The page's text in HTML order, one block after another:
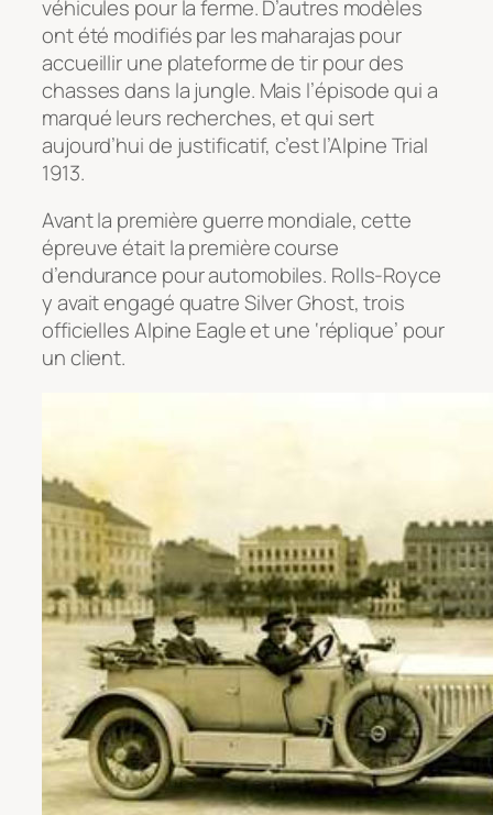
véhicules pour la ferme. D’autres modèles
ont été modifiés par les maharajas pour
accueillir une plateforme de tir pour des
chasses dans la jungle. Mais l’épisode qui a
marqué leurs recherches, et qui sert
aujourd’hui de justificatif, c’est l’Alpine Trial
1913.
Avant la première guerre mondiale, cette
épreuve était la première course
d’endurance pour automobiles. Rolls-Royce
y avait engagé quatre Silver Ghost, trois
officielles Alpine Eagle et une ‘réplique’ pour
un client.